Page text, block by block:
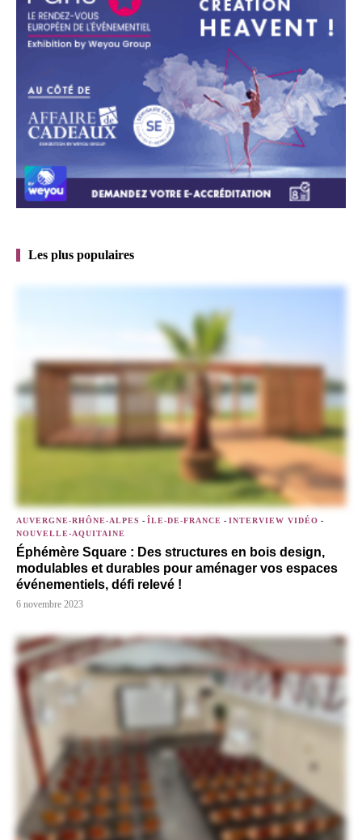
Les plus populaires
AUVERGNE-RHÔNE-ALPES - ÎLE-DE-FRANCE - INTERVIEW VIDÉO -
NOUVELLE-AQUITAINE
Éphémère Square : Des structures en bois design,
modulables et durables pour aménager vos espaces
événementiels, défi relevé !
6 novembre 2023